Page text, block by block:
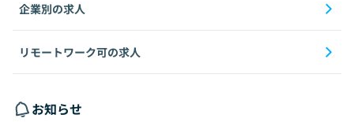
企業別の求人
リモートワーク可の求人
お知らせ